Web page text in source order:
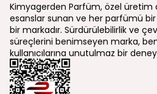
Kimyagerden Parfüm, özel üretim
esanslar sunan ve her parfümü
bir markadır. Sürdürülebilirlik ve
süreçlerini benimseyen marka,
kullanıcılarına unutulmaz bir